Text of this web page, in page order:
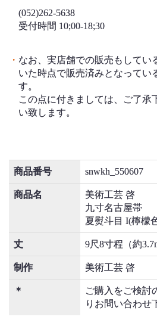
(052)262-5638
受付時間 10;00-18;30
・ なお、実店舗での販売もしてい
いた時点で販売済みとなってい
す。
この点に付きましては、ご了承
い致します。
商品番号 snwkh_550607
商品名
美術工芸 啓
九寸名古屋帯
夏熨斗目 I(檸檬
丈 9尺8寸程（約
制作 美術工芸 啓
＊
ご購入をご検討
りお問い合わせ